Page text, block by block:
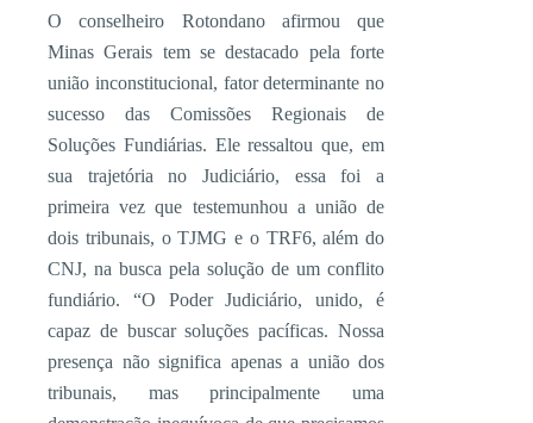
O conselheiro Rotondano afirmou que
Minas Gerais tem se destacado pela forte
união inconstitucional, fator determinante no
sucesso das Comissões Regionais de
Soluções Fundiárias. Ele ressaltou que, em
sua trajetória no Judiciário, essa foi a
primeira vez que testemunhou a união de
dois tribunais, o TJMG e o TRF6, além do
CNJ, na busca pela solução de um conflito
fundiário. “O Poder Judiciário, unido, é
capaz de buscar soluções pacíficas. Nossa
presença não significa apenas a união dos
tribunais, mas principalmente uma